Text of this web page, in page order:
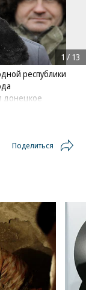
республики
донецкое
МВД ДНР.
1 / 13
Поделиться